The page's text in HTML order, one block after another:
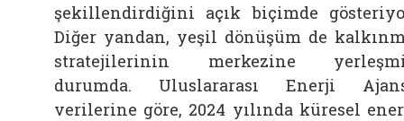
şekillendirdiğini açık biçimde
Diğer yandan, yeşil dönüşüm de
stratejilerinin merkezine
durumda. Uluslararası Enerji
verilerine göre, 2024 yılında küresel